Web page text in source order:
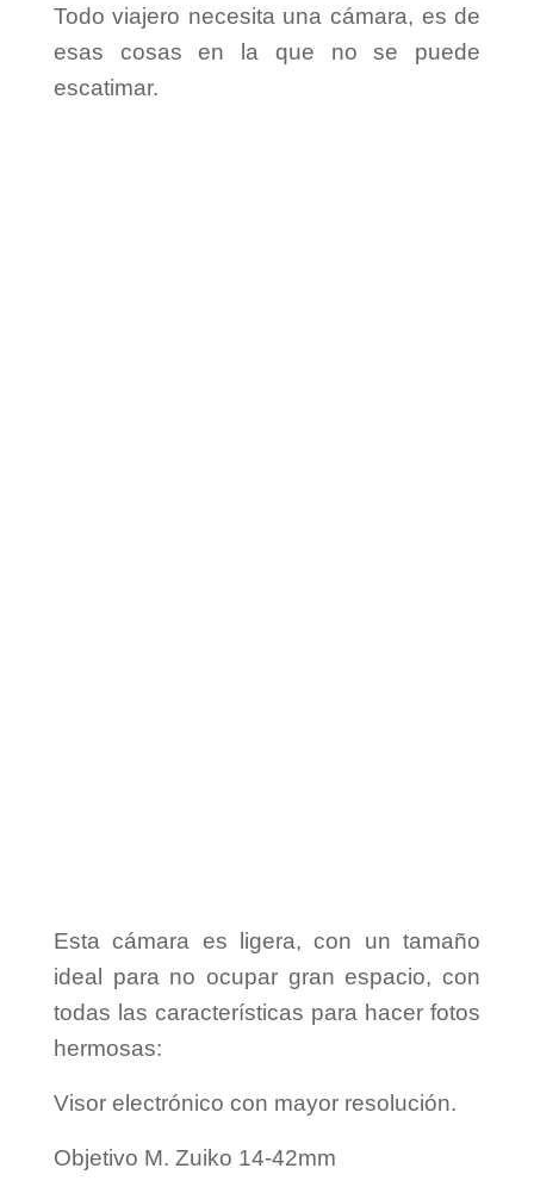
o
Todo viajero necesita una cámara, es de
esas cosas en la que no se puede
escatimar.
Esta cámara es ligera, con un tamaño
ideal para no ocupar gran espacio, con
todas las características para hacer fotos
hermosas:
Visor electrónico con mayor resolución.
Objetivo M. Zuiko 14-42mm